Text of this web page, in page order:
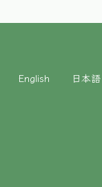
English 日本語